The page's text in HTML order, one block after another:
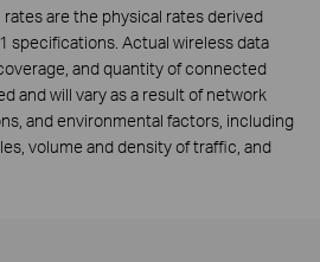
are the physical rates derived
specifications. Actual wireless data
and quantity of connected
and will vary as a result of network
and environmental factors, including
volume and density of traffic, and